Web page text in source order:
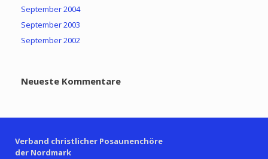
September 2004
September 2003
September 2002
Neueste Kommentare
Verband christlicher Posaunenchöre
der Nordmark